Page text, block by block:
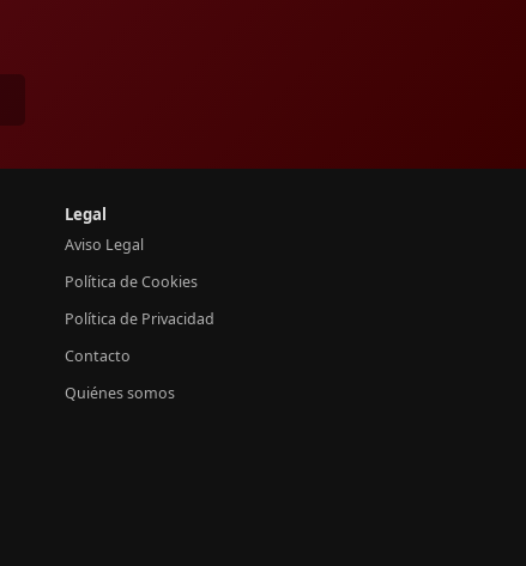
Legal
Aviso Legal
Política de Cookies
Política de Privacidad
Contacto
Quiénes somos